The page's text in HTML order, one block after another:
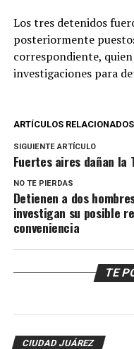
Los tres detenidos
posteriormente
correspondiente,
investigaciones para
ARTÍCULOS
SIGUIENTE ARTÍCULO
Fuertes aires dañan la
NO TE PIERDAS
Detienen a dos
investigan su posible
conveniencia
TE
CIUDAD JUÁREZ